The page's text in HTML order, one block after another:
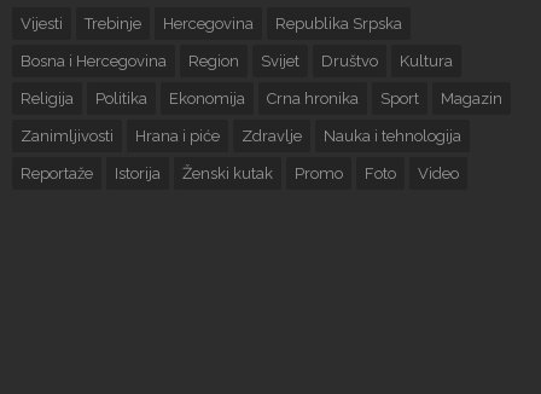
Vijesti Trebinje Hercegovina Republika Srpska
Bosna i Hercegovina Region Svijet Društvo Kultura
Religija Politika Ekonomija Crna hronika Sport Magazin
Zanimljivosti Hrana i piće Zdravlje Nauka i tehnologija
Reportaže Istorija Ženski kutak Promo Foto Video